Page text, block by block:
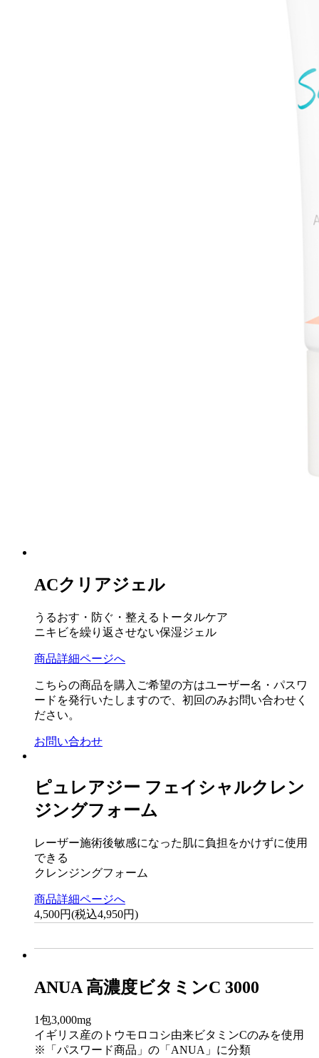
ACクリアジェル
うるおす・防ぐ・整えるトータルケア
ニキビを繰り返させない保湿ジェル
商品詳細ページへ
こちらの商品を購入ご希望の方はユーザー名・パスワ
ードを発行いたしますので、初回のみお問い合わせく
ださい。
お問い合わせ
ピュレアジー フェイシャルクレン
ジングフォーム
レーザー施術後敏感になった肌に負担をかけずに使用
できる
クレンジングフォーム
商品詳細ページへ
4,500円(税込4,950円)
ANUA 高濃度ビタミンC 3000
1包3,000mg
イギリス産のトウモロコシ由来ビタミンCのみを使用
※「パスワード商品」の「ANUA」に分類